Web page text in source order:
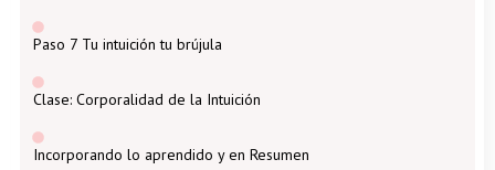
Paso 7 Tu intuición tu brújula
Clase: Corporalidad de la Intuición
Incorporando lo aprendido y en Resumen